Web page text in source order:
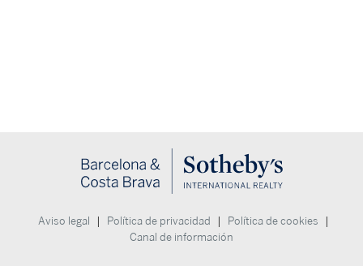
Aviso legal Política de privacidad Política de cookies
Canal de información